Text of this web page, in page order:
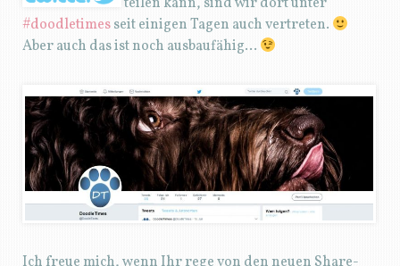
#doodletimesseit einigen Tagen auch vertreten.
Aber auch das ist noch ausbaufähig…